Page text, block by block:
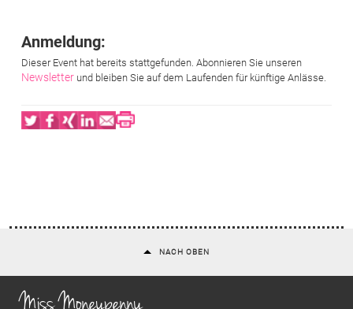
Anmeldung:
Dieser Event hat bereits stattgefunden. Abonnieren Sie unseren
Newsletter und bleiben Sie auf dem Laufenden für künftige Anlässe.
Twitter
Facebook
XING
LinkedIn
Email
Print
NACH OBEN
Miss Moneypenny